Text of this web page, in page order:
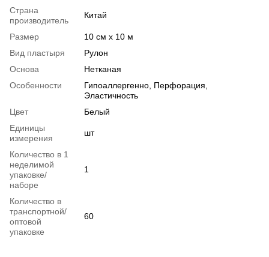
Страна
производитель
Китай
Размер
10 см х 10 м
Вид пластыря
Рулон
Основа
Нетканая
Особенности
Гипоаллергенно, Перфорация,
Эластичность
Цвет
Белый
Единицы
измерения
шт
Количество в 1
неделимой
упаковке/
наборе
1
Количество в
транспортной/
оптовой
упаковке
60